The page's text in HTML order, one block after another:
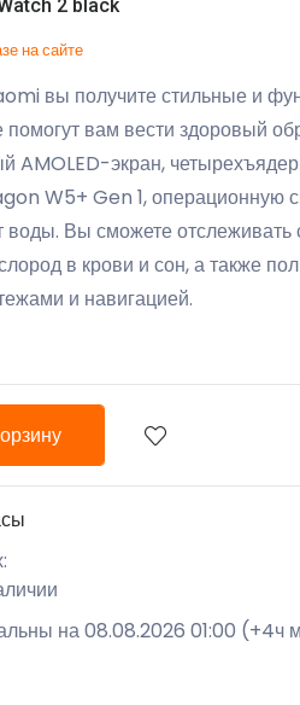
2 black
на сайте
вы получите стильные и
вам вести здоровый
AMOLED-экран,
W5+ Gen 1, операционную
воды. Вы сможете
в крови и сон, а также
и навигацией.
на 08.08.2026 01:00 (+4ч